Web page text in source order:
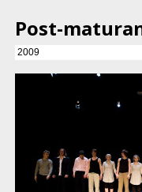
Post-
2009